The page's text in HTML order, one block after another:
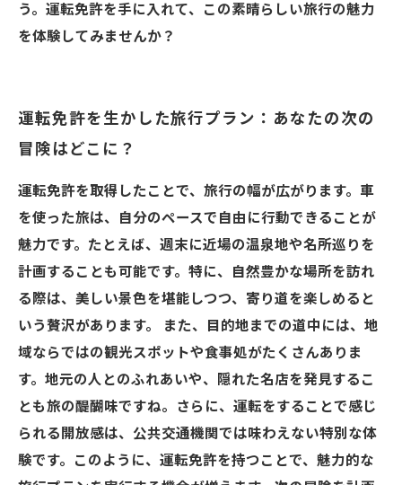
う。運転免許を手に入れて、この素晴らしい旅行の魅力
を体験してみませんか？
運転免許を生かした旅行プラン：あなたの次の
冒険はどこに？
運転免許を取得したことで、旅行の幅が広がります。車
を使った旅は、自分のペースで自由に行動できることが
魅力です。たとえば、週末に近場の温泉地や名所巡りを
計画することも可能です。特に、自然豊かな場所を訪れ
る際は、美しい景色を堪能しつつ、寄り道を楽しめると
いう贅沢があります。 また、目的地までの道中には、地
域ならではの観光スポットや食事処がたくさんありま
す。地元の人とのふれあいや、隠れた名店を発見するこ
とも旅の醍醐味ですね。さらに、運転をすることで感じ
られる開放感は、公共交通機関では味わえない特別な体
験です。このように、運転免許を持つことで、魅力的な